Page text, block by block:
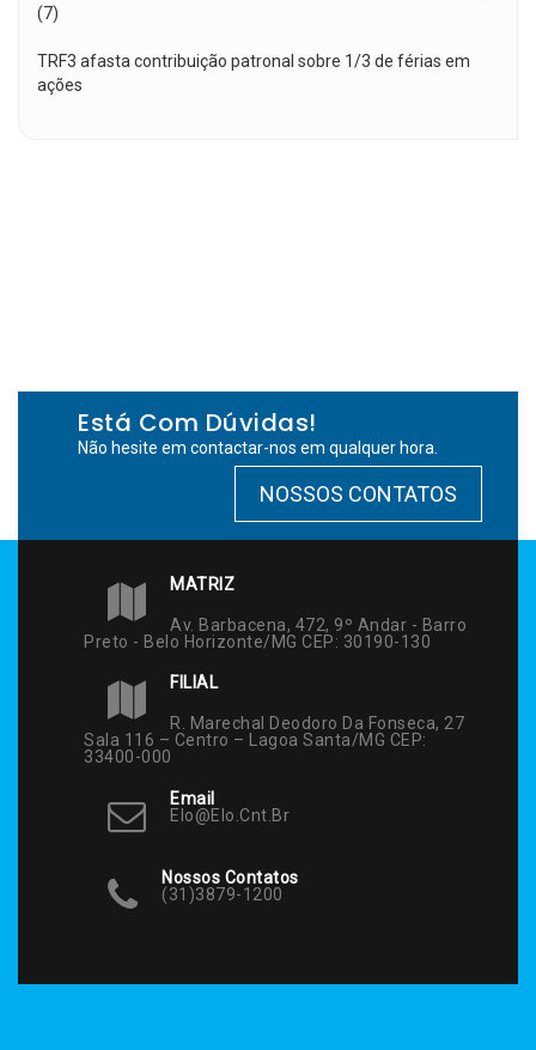
(7)
TRF3 afasta contribuição patronal sobre 1/3 de férias em
ações
Está Com Dúvidas!
Não hesite em contactar-nos em qualquer hora.
NOSSOS CONTATOS
MATRIZ
Av. Barbacena, 472, 9º Andar - Barro
Preto - Belo Horizonte/MG CEP: 30190-130
FILIAL
R. Marechal Deodoro Da Fonseca, 27
Sala 116 – Centro – Lagoa Santa/MG CEP:
33400-000
Email
Elo@elo.cnt.br
Nossos Contatos
(31)3879-1200